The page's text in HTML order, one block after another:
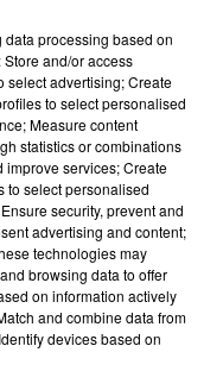
Ils ont écopé
le remix de « Love
Kylie Minogue
processing based on
and/or access
select advertising; Create
to select personalised
Measure content
statistics or combinations
improve services; Create
to select personalised
security, prevent and
advertising and content;
technologies may
browsing data to offer
on information actively
and combine data from
devices based on